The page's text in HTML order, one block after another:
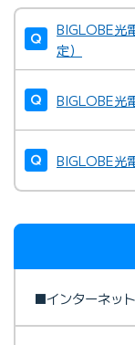
BIGLOBE光
定）
BIGLOBE光
BIGLOBE光
■インターネッ